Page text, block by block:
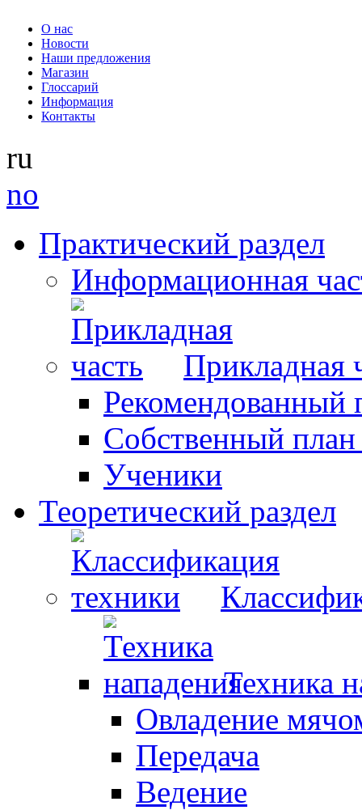
О нас
Новости
Наши предложения
Магазин
Глоссарий
Информация
Контакты
ru
no
Практический раздел
Информационная
Прикладная
Рекомендованный
Собственный
Ученики
Теоретический раздел
Техника
Овладение
Передача
Ведение